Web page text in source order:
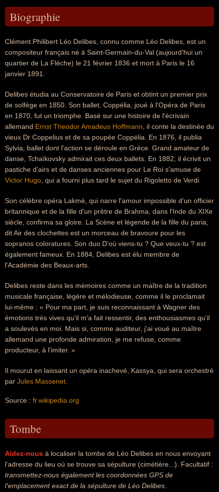
Biographie
Clément Philibert Léo Delibes, connu comme Léo Delibes, est un
compositeur français né à Saint-Germain-du-Val (aujourd'hui un
quartier de La Flèche) le 21 février 1836 et mort à Paris le 16
janvier 1891.
Delibes étudia au Conservatoire de Paris et obtint un premier prix
de solfège en 1850. Son ballet, Coppélia, joué à l'Opéra de Paris
en 1870, fut un triomphe. Basé sur une histoire de l'écrivain
allemand Ernst Theodor Amadeus Hoffmann , il conte la destinée du
vieux Dr Coppelius et de sa poupée Coppélia. En 1876, il publia
Sylvia, ballet dont l'action se déroule en Grèce. Grand amateur de
danse, Tchaïkovsky admirait ces deux ballets. En 1882, il écrivit un
pastiche d'airs et de danses anciennes pour Le Roi s'amuse de
Victor Hugo , qui a fourni plus tard le sujet du Rigoletto de Verdi.
Son célèbre opéra Lakmé, qui narre l'amour impossible d'un officier
britannique et de la fille d'un prêtre de Brahma, dans l'Inde du XIXe
siècle, confirma sa gloire. La Scène et légende de la fille du paria,
dit Air des clochettes est un morceau de bravoure pour les
sopranos coloratures. Son duo D'où viens-tu ? Que veux-tu ? est
également fameux. En 1884, Delibes est élu membre de
l'Académie des Beaux-arts.
Delibes reste dans les mémoires comme un maître de la tradition
musicale française, légère et mélodieuse, comme il le proclamait
lui-même : « Pour ma part, je suis reconnaissant à Wagner des
émotions très vives qu'il m'a fait ressentir, des enthousiasmes qu'il
a soulevés en moi. Mais si, comme auditeur, j'ai voué au maître
allemand une profonde admiration, je me refuse, comme
producteur, à l'imiter. »
Il mourut en laissant un opéra inachevé, Kassya, qui sera orchestré
par Jules Massenet
Source : fr.wikipedia.org
Tombe
Aidez-nous à localiser la tombe de Léo Delibes en nous envoyant
l'adresse du lieu où se trouve sa sépulture (cimétière...). Facultatif :
transmettez-nous également les coordonnées GPS de
l'emplacement exact de la sépulture de Léo Delibes